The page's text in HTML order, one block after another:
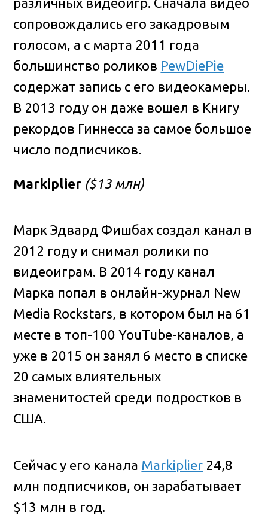
сопровождались его закадровым
голосом, а с марта 2011 года
большинство роликов PewDiePie
содержат запись с его видеокамеры.
В 2013 году он даже вошел в Книгу
рекордов Гиннесса за самое большое
число подписчиков.
Markiplier ($13 млн)
Марк Эдвард Фишбах создал канал в
2012 году и снимал ролики по
видеоиграм. В 2014 году канал
Марка попал в онлайн-журнал New
Media Rockstars, в котором был на 61
месте в топ-100 YouTube-каналов, а
уже в 2015 он занял 6 место в списке
20 самых влиятельных
знаменитостей среди подростков в
США.
Сейчас у его канала Markiplier 24,8
млн подписчиков, он зарабатывает
$13 млн в год.